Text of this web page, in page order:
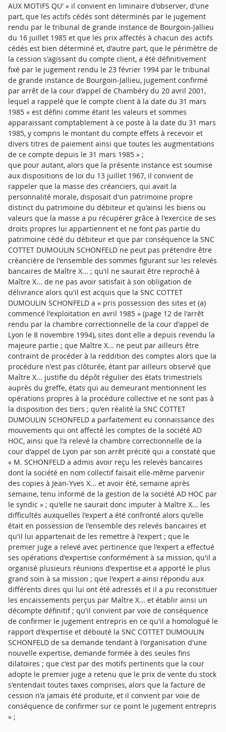
AUX MOTIFS QU' « il convient en liminaire d'observer, d'une
part, que les actifs cédés sont déterminés par le jugement
rendu par le tribunal de grande instance de Bourgoin-Jallieu
du 16 juillet 1985 et que les prix affectés à chacun des actifs
cédés est bien déterminé et, d'autre part, que le périmètre de
la cession s'agissant du compte client, a été définitivement
fixé par le jugement rendu le 23 février 1994 par le tribunal
de grande instance de Bourgoin-Jallieu, jugement confirmé
par arrêt de la cour d'appel de Chambéry du 20 avril 2001,
lequel a rappelé que le compte client à la date du 31 mars
1985 « est défini comme étant les valeurs et sommes
apparaissant comptablement à ce poste à la date du 31 mars
1985, y compris le montant du compte effets à recevoir et
divers titres de paiement ainsi que toutes les augmentations
de ce compte depuis le 31 mars 1985 » ;
que pour autant, alors que la présente instance est soumise
aux dispositions de loi du 13 juillet 1967, il convient de
rappeler que la masse des créanciers, qui avait la
personnalité morale, disposait d'un patrimoine propre
distinct du patrimoine du débiteur et qu'ainsi les biens ou
valeurs que la masse a pu récupérer grâce à l'exercice de ses
droits propres lui appartiennent et ne font pas partie du
patrimoine cédé du débiteur et que par conséquence la SNC
COTTET DUMOULIN SCHONFELD ne peut pas prétendre être
créancière de l'ensemble des sommes figurant sur les relevés
bancaires de Maître X... ; qu'il ne saurait être reproché à
Maître X... de ne pas avoir satisfait à son obligation de
délivrance alors qu'il est acquis que la SNC COTTET
DUMOULIN SCHONFELD a « pris possession des sites et (a)
commencé l'exploitation en avril 1985 » (page 12 de l'arrêt
rendu par la chambre correctionnelle de la cour d'appel de
Lyon le 8 novembre 1994), sites dont elle a depuis revendu la
majeure partie ; que Maître X... ne peut par ailleurs être
contraint de procéder à la reddition des comptes alors que la
procédure n'est pas clôturée, étant par ailleurs observé que
Maître X... justifie du dépôt régulier des états trimestriels
auprès du greffe, états qui au demeurant mentionnent les
opérations propres à la procédure collective et ne sont pas à
la disposition des tiers ; qu'en réalité la SNC COTTET
DUMOULIN SCHONFELD a parfaitement eu connaissance des
mouvements qui ont affecté les comptes de la société AD
HOC, ainsi que l'a relevé la chambre correctionnelle de la
cour d'appel de Lyon par son arrêt précité qui a constaté que
« M. SCHONFELD a admis avoir reçu les relevés bancaires
dont la société en nom collectif faisait elle-même parvenir
des copies à Jean-Yves X... et avoir été, semaine après
semaine, tenu informé de la gestion de la société AD HOC par
le syndic » ; qu'elle ne saurait donc imputer à Maître X... les
difficultés auxquelles l'expert a été confronté alors qu'elle
était en possession de l'ensemble des relevés bancaires et
qu'il lui appartenait de les remettre à l'expert ; que le
premier juge a relevé avec pertinence que l'expert a effectué
ses opérations d'expertise conformément à sa mission, qu'il a
organisé plusieurs réunions d'expertise et a apporté le plus
grand soin à sa mission ; que l'expert a ainsi répondu aux
différents dires qui lui ont été adressés et il a pu reconstituer
les encaissements perçus par Maître X... et établir ainsi un
décompte définitif ; qu'il convient par voie de conséquence
de confirmer le jugement entrepris en ce qu'il a homologué le
rapport d'expertise et débouté la SNC COTTET DUMOULIN
SCHONFELD de sa demande tendant à l'organisation d'une
nouvelle expertise, demande formée à des seules fins
dilatoires ; que c'est par des motifs pertinents que la cour
adopte le premier juge a retenu que le prix de vente du stock
s'entendait toutes taxes comprises, alors que la facture de
cession n'a jamais été produite, et il convient par voie de
conséquence de confirmer sur ce point le jugement entrepris
» ;